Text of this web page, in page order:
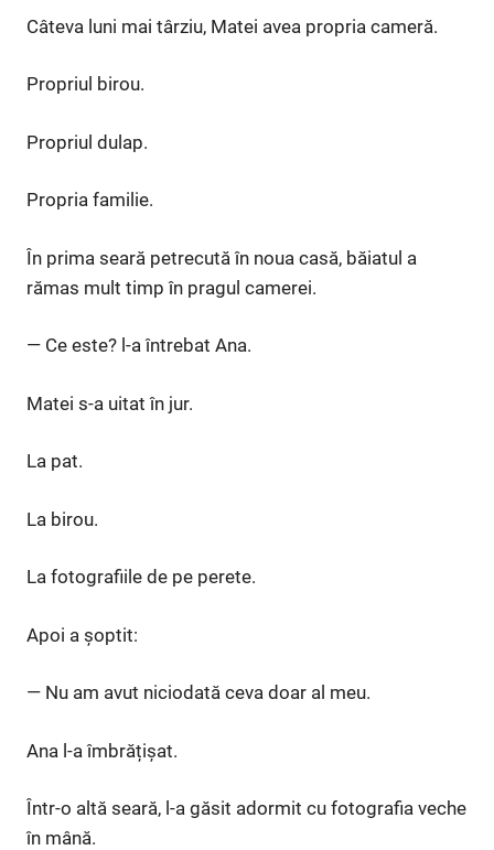
Câteva luni mai târziu, Matei avea propria cameră.
Propriul birou.
Propriul dulap.
Propria familie.
În prima seară petrecută în noua casă, băiatul a
rămas mult timp în pragul camerei.
— Ce este? l-a întrebat Ana.
Matei s-a uitat în jur.
La pat.
La birou.
La fotografiile de pe perete.
Apoi a șoptit:
— Nu am avut niciodată ceva doar al meu.
Ana l-a îmbrățișat.
Într-o altă seară, l-a găsit adormit cu fotografia veche
în mână.